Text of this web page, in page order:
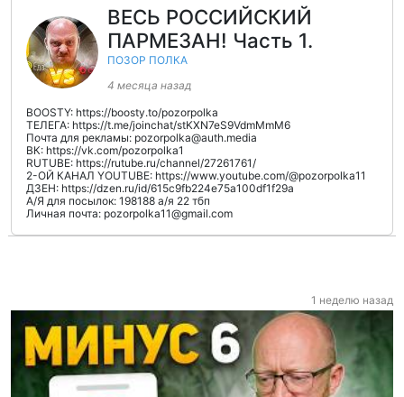
ВЕСЬ РОССИЙСКИЙ
ПАРМЕЗАН! Часть 1.
ПОЗОР ПОЛКА
4 месяца назад
BOOSTY: https://boosty.to/pozorpolka
ТЕЛЕГА: https://t.me/joinchat/stKXN7eS9VdmMmM6
Почта для рекламы: pozorpolka@auth.media
ВК: https://vk.com/pozorpolka1
RUTUBE: https://rutube.ru/channel/27261761/
2-ОЙ КАНАЛ YOUTUBE: https://www.youtube.com/@pozorpolka11
ДЗЕН: https://dzen.ru/id/615c9fb224e75a100df1f29a
А/Я для посылок: 198188 а/я 22 тбп
Личная почта: pozorpolka11@gmail.com
1 неделю назад